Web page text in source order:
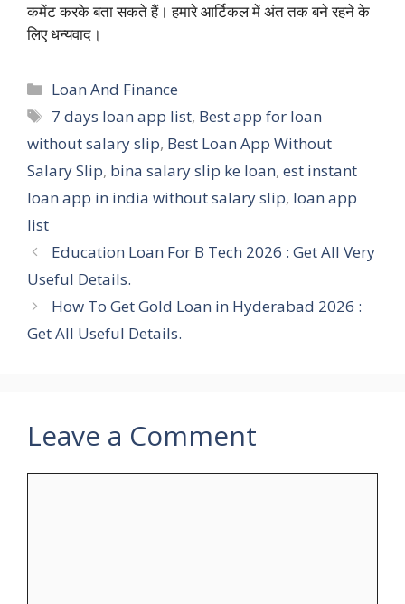
कमेंट करके बता सकते हैं। हमारे आर्टिकल में अंत तक बने रहने के
लिए धन्यवाद।
Categories
Loan And Finance
Tags
7 days loan app list, Best app for loan
without salary slip, Best Loan App Without
Salary Slip, bina salary slip ke loan, est instant
loan app in india without salary slip, loan app
list
Education Loan For B Tech 2026 : Get All Very
Useful Details.
How To Get Gold Loan in Hyderabad 2026 :
Get All Useful Details.
Leave a Comment